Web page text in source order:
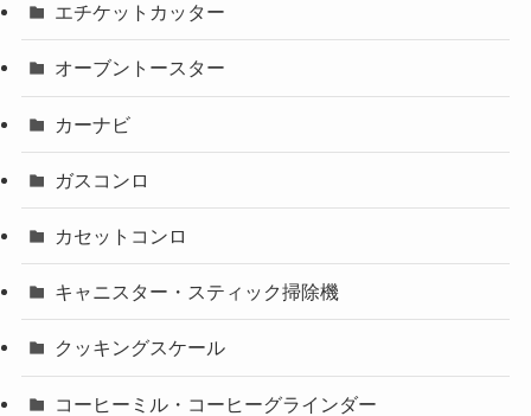
エチケットカッター
オーブントースター
カーナビ
ガスコンロ
カセットコンロ
キャニスター・スティック掃除機
クッキングスケール
コーヒーミル・コーヒーグラインダー